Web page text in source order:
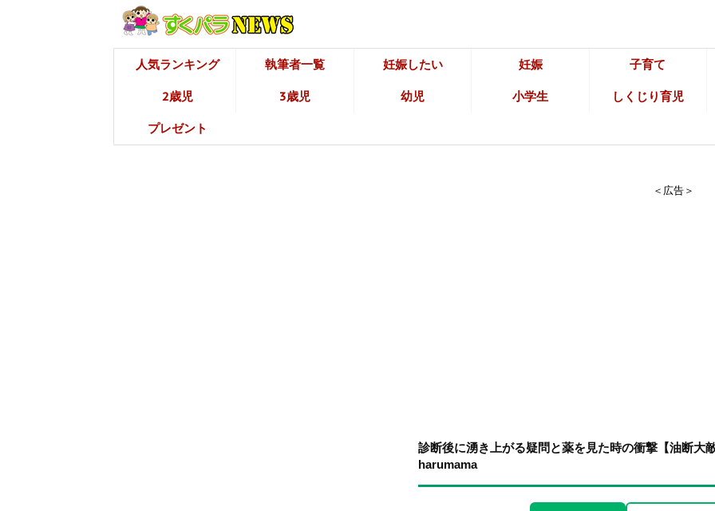
人気ランキング 執筆者一覧 妊娠したい 妊娠 子育て
2歳児 3歳児 幼児 小学生 しくじり育児
プレゼント
＜広告＞
診断後に湧き上がる疑問と薬を見た時の衝撃【油断
harumama